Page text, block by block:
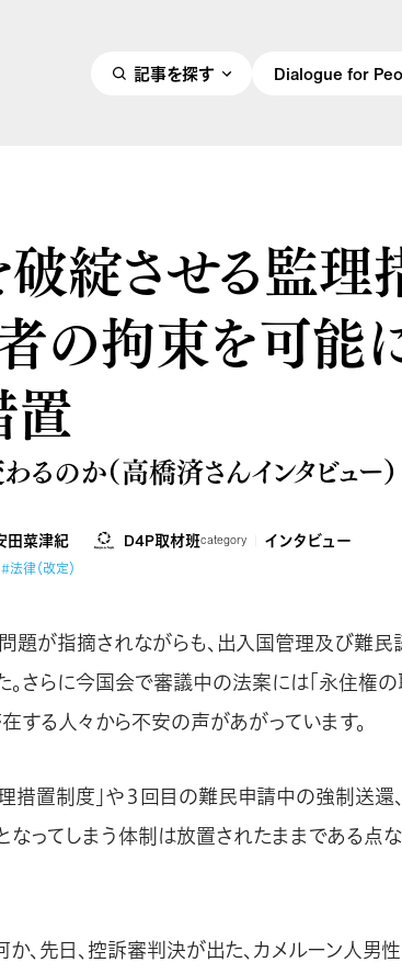
記事を探す Dialogue for
綻させる監理
の拘束を可能
のか（高橋済さんインタビュー）
田菜津紀 D4P取材班category インタビュー
#法律（改定）
題が指摘されながらも、出入国管理及び難民
さらに今国会で審議中の法案には「永住権の
する人々から不安の声があがっています。
措置制度」や３回目の難民申請中の強制送還
ってしまう体制は放置されたままである点
、先日、控訴審判決が出た、カメルーン人男